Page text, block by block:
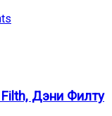
Дэни Филту